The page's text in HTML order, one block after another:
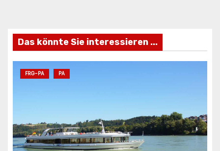
Das könnte Sie interessieren ...
FRG-PA PA